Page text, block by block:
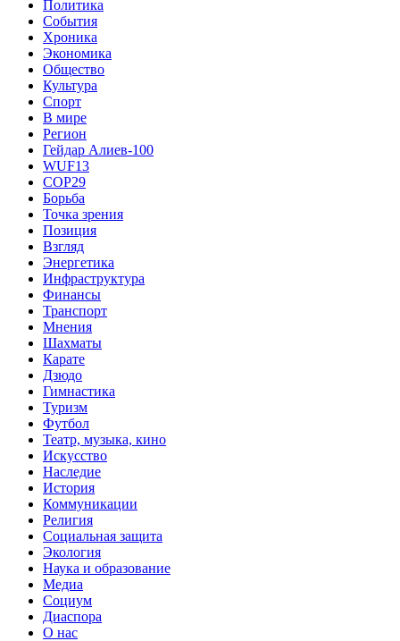
Политика
События
Хроника
Экономика
Общество
Культура
Спорт
В мире
Регион
Гейдар Алиев-100
WUF13
COP29
Борьба
Точка зрения
Позиция
Взгляд
Энергетика
Инфраструктура
Финансы
Транспорт
Мнения
Шахматы
Карате
Дзюдо
Гимнастика
Туризм
Футбол
Театр, музыка, кино
Искусство
Наследие
История
Коммуникации
Религия
Социальная защита
Экология
Наука и образование
Медиа
Социум
Диаспора
О нас